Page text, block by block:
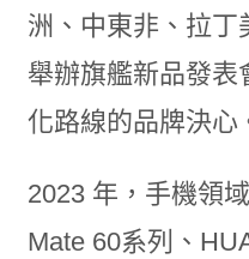
洲、中東非、拉丁
舉辦旗艦新品發表
化路線的品牌決心
2023 年，手機領
Mate 60系列、